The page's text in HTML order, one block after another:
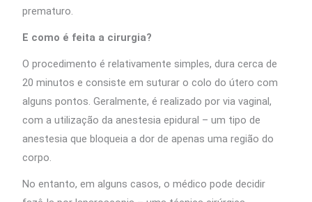
prematuro.
E como é feita a cirurgia?
O procedimento é relativamente simples, dura cerca de
20 minutos e consiste em suturar o colo do útero com
alguns pontos. Geralmente, é realizado por via vaginal,
com a utilização da anestesia epidural – um tipo de
anestesia que bloqueia a dor de apenas uma região do
corpo.
No entanto, em alguns casos, o médico pode decidir